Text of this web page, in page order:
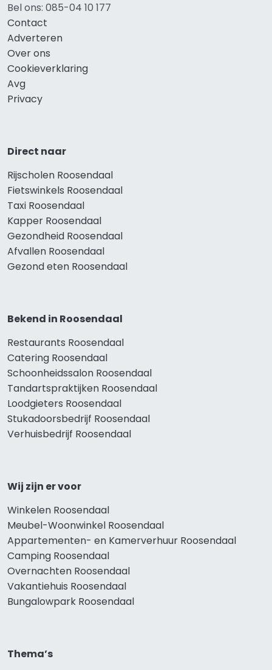
Bel ons: 085-04 10 177
Contact
Adverteren
Over ons
Cookieverklaring
Avg
Privacy
Direct naar
Rijscholen Roosendaal
Fietswinkels Roosendaal
Taxi Roosendaal
Kapper Roosendaal
Gezondheid Roosendaal
Afvallen Roosendaal
Gezond eten Roosendaal
Bekend in Roosendaal
Restaurants Roosendaal
Catering Roosendaal
Schoonheidssalon Roosendaal
Tandartspraktijken Roosendaal
Loodgieters Roosendaal
Stukadoorsbedrijf Roosendaal
Verhuisbedrijf Roosendaal
Wij zijn er voor
Winkelen Roosendaal
Meubel-Woonwinkel Roosendaal
Appartementen- en Kamerverhuur Roosendaal
Camping Roosendaal
Overnachten Roosendaal
Vakantiehuis Roosendaal
Bungalowpark Roosendaal
Thema’s